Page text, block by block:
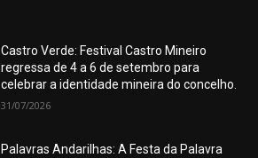
Castro Verde: Festival Castro Mineiro
regressa de 4 a 6 de setembro para
celebrar a identidade mineira do concelho.
31/07/2026
Palavras Andarilhas: A Festa da Palavra